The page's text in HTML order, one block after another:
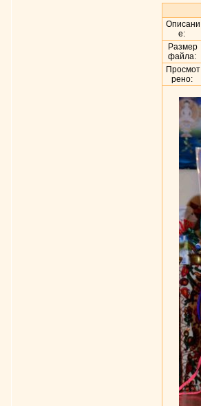
Описани
е:
Размер
файла:
Просмот
рено: